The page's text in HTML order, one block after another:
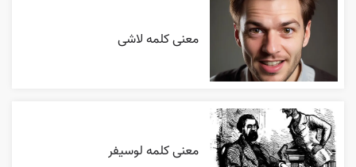
معنی کلمه لاشی
معنی کلمه لوسیفر